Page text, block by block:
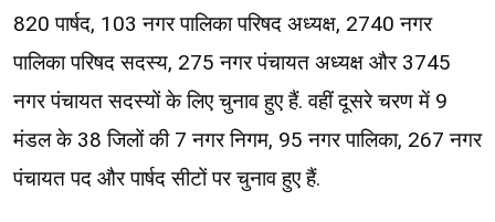
820 पार्षद, 103 नगर पालिका परिषद अध्यक्ष, 2740 नगर
पालिका परिषद सदस्य, 275 नगर पंचायत अध्यक्ष और 3745
नगर पंचायत सदस्यों के लिए चुनाव हुए हैं. वहीं दूसरे चरण में 9
मंडल के 38 जिलों की 7 नगर निगम, 95 नगर पालिका, 267 नगर
पंचायत पद और पार्षद सीटों पर चुनाव हुए हैं.